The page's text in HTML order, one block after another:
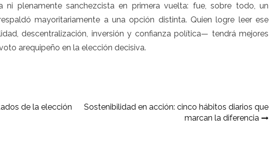
ni plenamente sanchezcista en primera vuelta: fue, sobre todo, un
mayoritariamente a una opción distinta. Quien logre leer ese
descentralización, inversión y confianza política— tendrá mejores
arequipeño en la elección decisiva.
de la elección
Sostenibilidad en acción: cinco hábitos diarios que
marcan la diferencia